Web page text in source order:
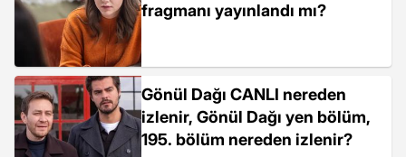
fragmanı yayınlandı mı?
Gönül Dağı CANLI nereden
izlenir, Gönül Dağı yen bölüm,
195. bölüm nereden izlenir?